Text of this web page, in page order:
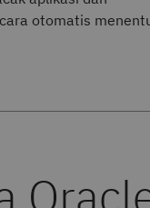
otomatis